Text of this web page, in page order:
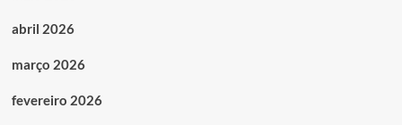
abril 2026
março 2026
fevereiro 2026